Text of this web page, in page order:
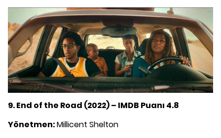
9. End of the Road (2022) – IMDB Puanı 4.8
Yönetmen:Millicent Shelton